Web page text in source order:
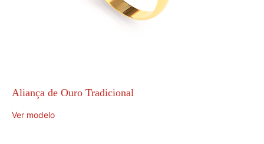
Aliança de Ouro Tradicional
Ver modelo